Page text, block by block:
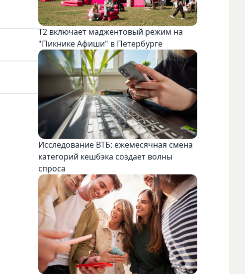
Т2 включает маджентовый режим на
"Пикнике Афиши" в Петербурге
Исследование ВТБ: ежемесячная смена
категорий кешбэка создает волны
спроса